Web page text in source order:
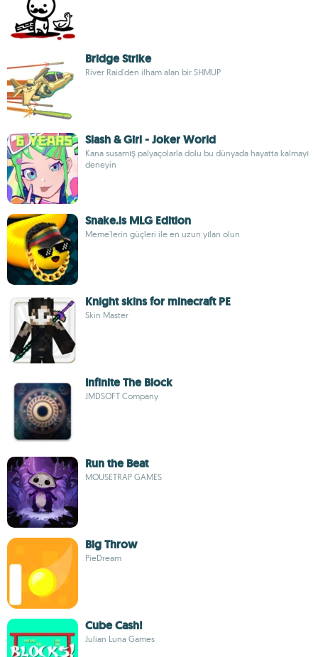
Bridge Strike
River Raid'den ilham alan bir SHMUP
Slash & Girl - Joker World
Kana susamış palyaçolarla dolu bu dünyada hayatta kalmayı
deneyin
Snake.is MLG Edition
Meme'lerin güçleri ile en uzun yılan olun
Knight skins for minecraft PE
Skin Master
Infinite The Block
JMDSOFT Company
Run the Beat
MOUSETRAP GAMES
Big Throw
PieDream
Cube Cash!
Julian Luna Games